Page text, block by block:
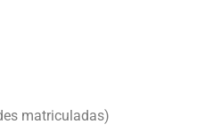
matriculadas)